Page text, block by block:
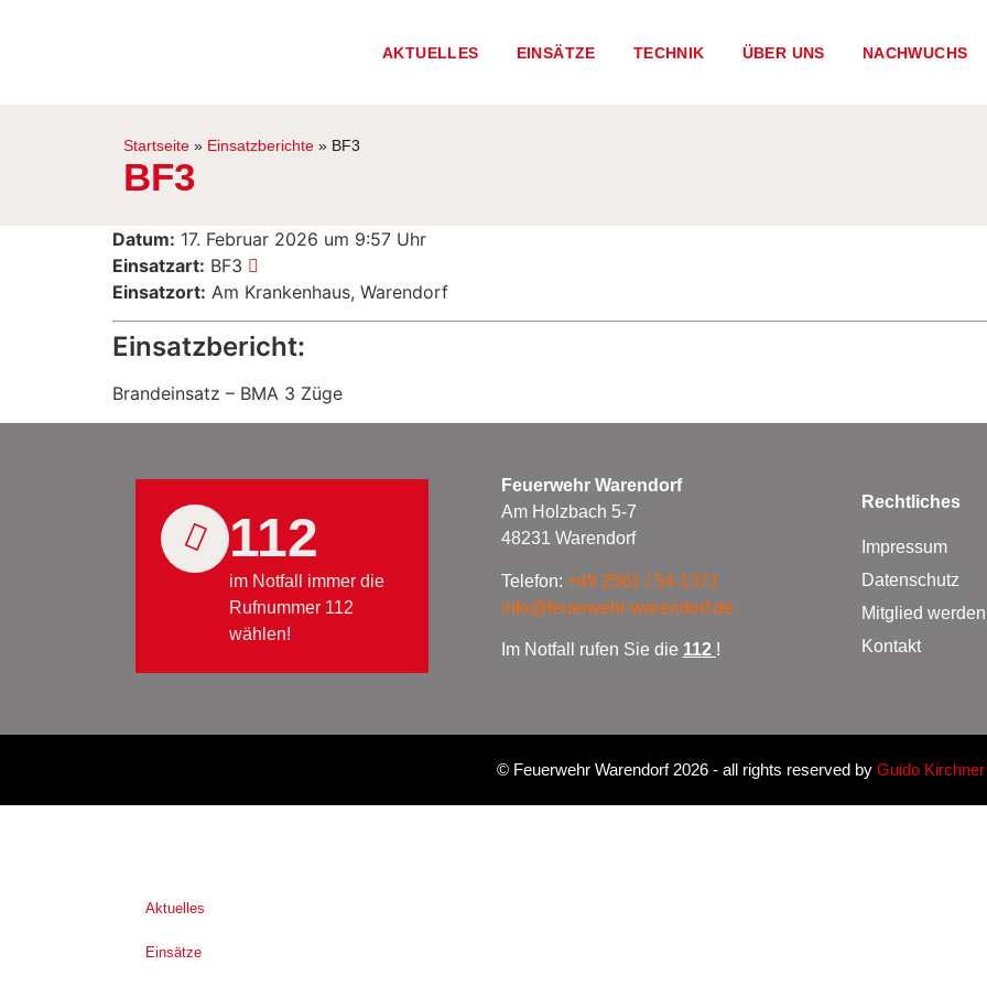
AKTUELLES EINSÄTZE TECHNIK ÜBER UNS NACHWUCHS
Startseite » Einsatzberichte » BF3
BF3
Datum: 17. Februar 2026 um 9:57 Uhr
Einsatzart: BF3
Einsatzort: Am Krankenhaus, Warendorf
Einsatzbericht:
Brandeinsatz – BMA 3 Züge
112
im Notfall immer die
Rufnummer 112
wählen!
Feuerwehr Warendorf
Am Holzbach 5-7
48231 Warendorf
Telefon: +49 2581 / 54-1371
info@feuerwehr-warendorf.de
Im Notfall rufen Sie die 112 !
Rechtliches
Impressum
Datenschutz
Mitglied
Kontakt
© Feuerwehr Warendorf 2026- all rights reserved by Guido Kirchner
Aktuelles
Einsätze